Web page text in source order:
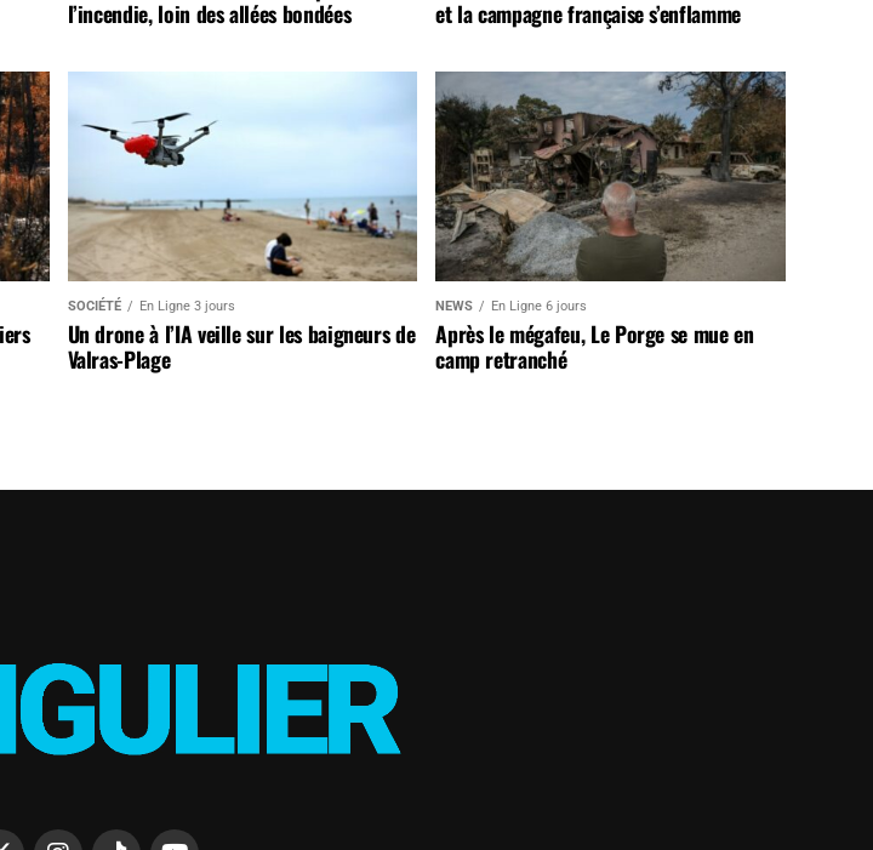
l’incendie, loin des allées bondées
et la campagne française s’enflamme
SOCIÉTÉ En Ligne 3 jours
Un drone à l’IA veille sur les baigneurs de
Valras-Plage
NEWS En Ligne 6 jours
Après le mégafeu, Le Porge se mue en
camp retranché